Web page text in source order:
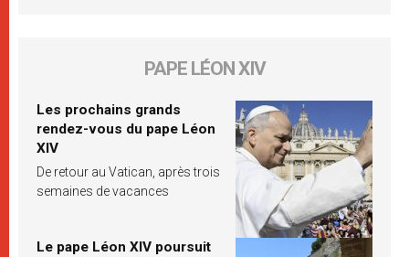
PAPE LÉON XIV
Les prochains grands
rendez-vous du pape Léon
XIV
De retour au Vatican, après trois
semaines de vacances
Le pape Léon XIV poursuit